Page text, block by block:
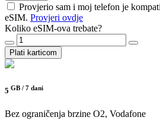
Provjerio sam i moj telefon je
eSIM. Provjeri ovdje
Koliko eSIM-ova trebate?
Plati karticom
5 GB / 7 dani
Bez ograničenja brzine O2, Vodafone